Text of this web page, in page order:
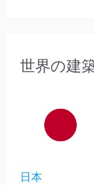
世界の建
日本